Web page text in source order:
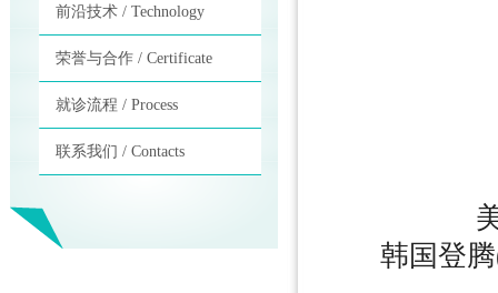
前沿技术 / Technology
荣誉与合作 / Certificate
就诊流程 / Process
联系我们 / Contacts
韩国登